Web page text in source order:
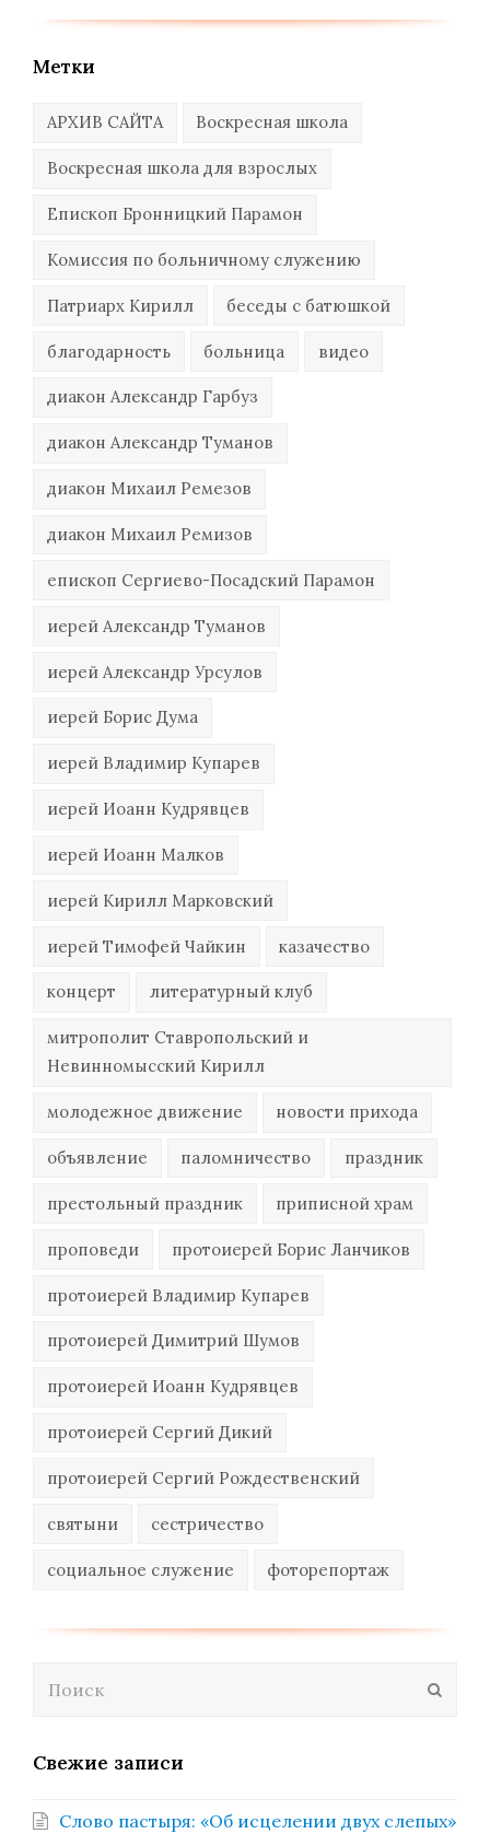
Метки
АРХИВ САЙТА Воскресная школа
Воскресная школа для взрослых
Епископ Бронницкий Парамон
Комиссия по больничному служению
Патриарх Кирилл беседы с батюшкой
благодарность больница видео
диакон Александр Гарбуз
диакон Александр Туманов
диакон Михаил Ремезов
диакон Михаил Ремизов
епископ Сергиево-Посадский Парамон
иерей Александр Туманов
иерей Александр Урсулов
иерей Борис Дума
иерей Владимир Купарев
иерей Иоанн Кудрявцев
иерей Иоанн Малков
иерей Кирилл Марковский
иерей Тимофей Чайкин казачество
концерт литературный клуб
митрополит Ставропольский и
Невинномысский Кирилл
молодежное движение новости прихода
объявление паломничество праздник
престольный праздник приписной храм
проповеди протоиерей Борис Ланчиков
протоиерей Владимир Купарев
протоиерей Димитрий Шумов
протоиерей Иоанн Кудрявцев
протоиерей Сергий Дикий
протоиерей Сергий Рождественский
святыни сестричество
социальное служение фоторепортаж
Свежие записи
Слово пастыря: «Об исцелении двух слепых»